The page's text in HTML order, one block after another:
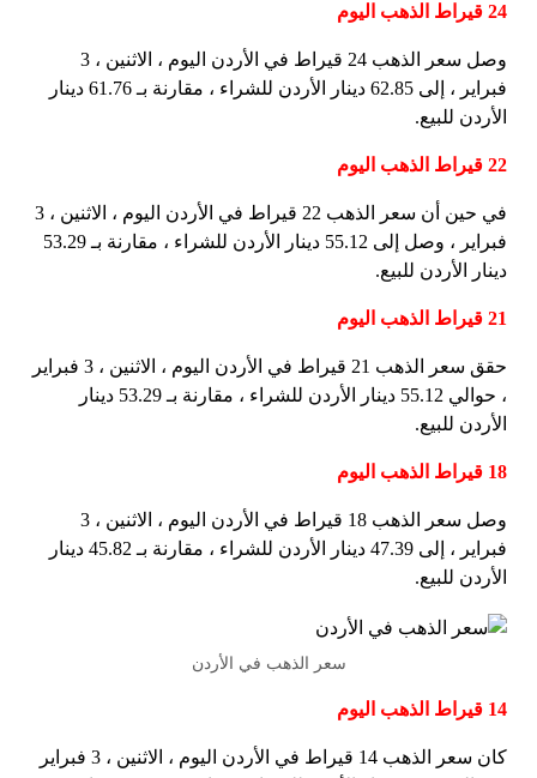
24 قيراط الذهب اليوم
وصل سعر الذهب 24 قيراط في الأردن اليوم ، الاثنين ، 3
فبراير ، إلى 62.85 دينار الأردن للشراء ، مقارنة بـ 61.76 دينار
الأردن للبيع.
22 قيراط الذهب اليوم
في حين أن سعر الذهب 22 قيراط في الأردن اليوم ، الاثنين ، 3
فبراير ، وصل إلى 55.12 دينار الأردن للشراء ، مقارنة بـ 53.29
دينار الأردن للبيع.
21 قيراط الذهب اليوم
حقق سعر الذهب 21 قيراط في الأردن اليوم ، الاثنين ، 3 فبراير
، حوالي 55.12 دينار الأردن للشراء ، مقارنة بـ 53.29 دينار
الأردن للبيع.
18 قيراط الذهب اليوم
وصل سعر الذهب 18 قيراط في الأردن اليوم ، الاثنين ، 3
فبراير ، إلى 47.39 دينار الأردن للشراء ، مقارنة بـ 45.82 دينار
الأردن للبيع.
سعر الذهب في الأردن
14 قيراط الذهب اليوم
كان سعر الذهب 14 قيراط في الأردن اليوم ، الاثنين ، 3 فبراير